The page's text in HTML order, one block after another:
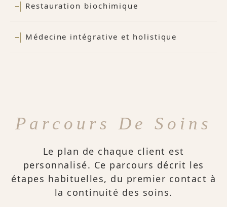
Restauration biochimique
Médecine intégrative et holistique
Parcours De Soins
Le plan de chaque client est
personnalisé. Ce parcours décrit les
étapes habituelles, du premier contact à
la continuité des soins.